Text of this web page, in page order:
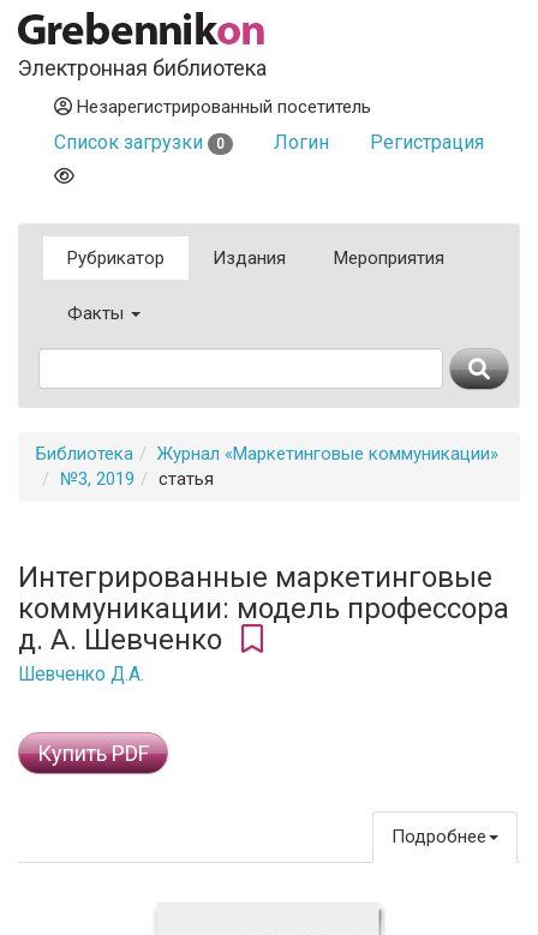
Электронная библиотека
Незарегистрированный посетитель
Список загрузки 0 Логин Регистрация
Рубрикатор Издания Мероприятия
Факты
Библиотека
Журнал «Маркетинговые коммуникации»
№3, 2019
статья
Интегрированные маркетинговые
коммуникации: модель профессора
д. А. Шевченко
Шевченко Д.А.
Купить PDF
Подробнее